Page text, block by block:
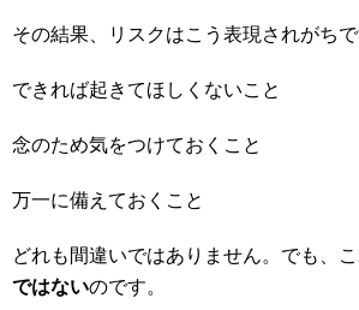
その結果、リスクはこう表現されがちで
できれば起きてほしくないこと
念のため気をつけておくこと
万一に備えておくこと
どれも間違いではありません。でも、
ではないのです。